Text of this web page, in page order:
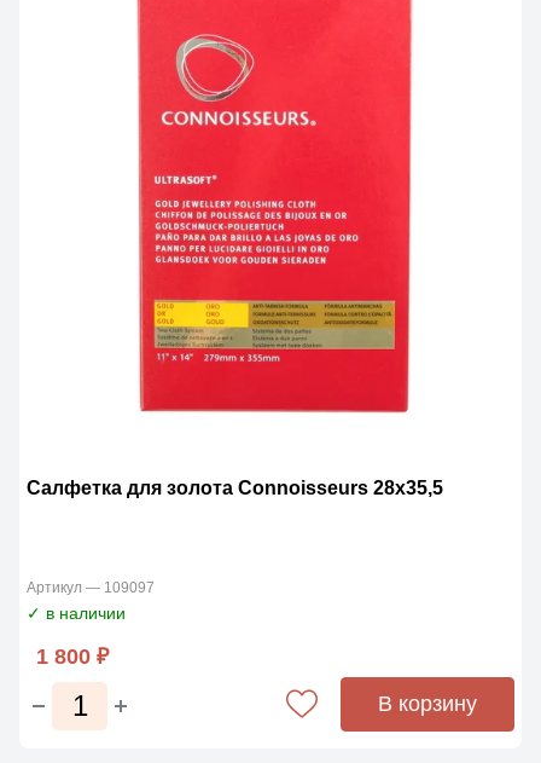
Салфетка для золота Connoisseurs 28х35,5
Артикул — 109097
✓ в наличии
1 800 ₽
В корзину